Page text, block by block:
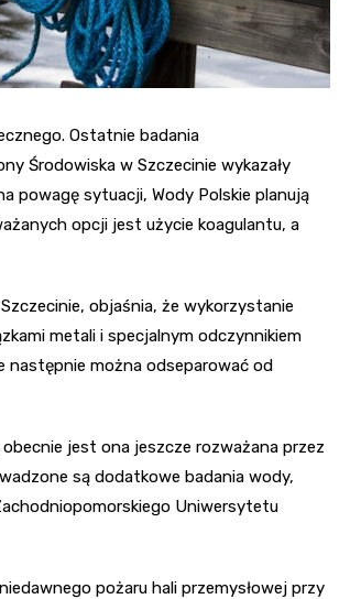
Ostatnie badania
Środowiska w Szczecinie wykazały
powagę sytuacji, Wody Polskie planują
opcji jest użycie koagulantu, a
objaśnia, że wykorzystanie
metali i specjalnym odczynnikiem
następnie można odseparować od
jest ona jeszcze rozważana przez
są dodatkowe badania wody,
Uniwersytetu
pożaru hali przemysłowej przy